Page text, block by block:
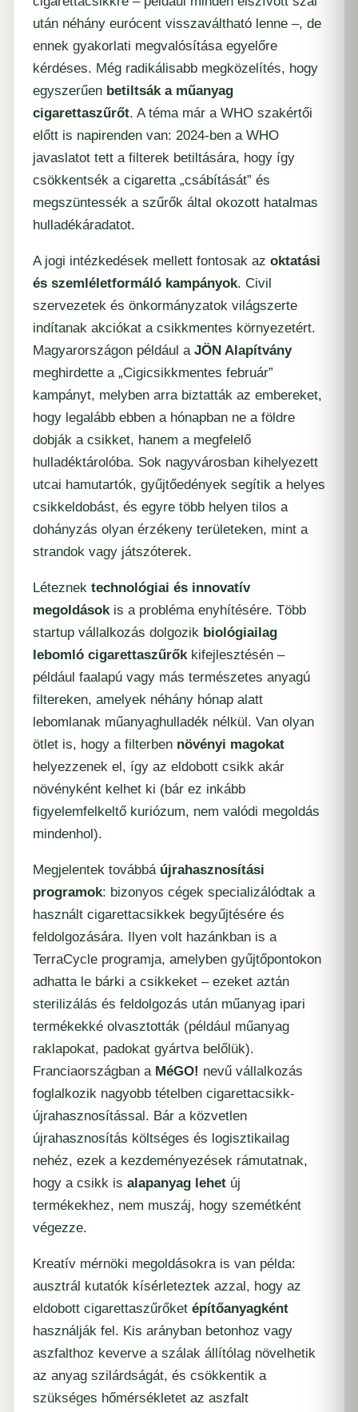
után néhány eurócent visszaváltható lenne –, de
ennek gyakorlati megvalósítása egyelőre
kérdéses. Még radikálisabb megközelítés, hogy
egyszerűen betiltsák a műanyag
cigarettaszűrőt. A téma már a WHO szakértői
előtt is napirenden van: 2024-ben a WHO
javaslatot tett a filterek betiltására, hogy így
csökkentsék a cigaretta „csábítását” és
megszüntessék a szűrők által okozott hatalmas
hulladékáradatot.
A jogi intézkedések mellett fontosak az oktatási
és szemléletformáló kampányok. Civil
szervezetek és önkormányzatok világszerte
indítanak akciókat a csikkmentes környezetért.
Magyarországon például a JÖN Alapítvány
meghirdette a „Cigicsikkmentes február”
kampányt, melyben arra biztatták az embereket,
hogy legalább ebben a hónapban ne a földre
dobják a csikket, hanem a megfelelő
hulladéktárolóba. Sok nagyvárosban kihelyezett
utcai hamutartók, gyűjtőedények segítik a helyes
csikkeldobást, és egyre több helyen tilos a
dohányzás olyan érzékeny területeken, mint a
strandok vagy játszóterek.
Léteznek technológiai és innovatív
megoldásokis a probléma enyhítésére. Több
startup vállalkozás dolgozik biológiailag
lebomló cigarettaszűrőkkifejlesztésén –
például faalapú vagy más természetes anyagú
filtereken, amelyek néhány hónap alatt
lebomlanak műanyaghulladék nélkül. Van olyan
ötlet is, hogy a filterben növényi magokat
helyezzenek el, így az eldobott csikk akár
növényként kelhet ki (bár ez inkább
figyelemfelkeltő kuriózum, nem valódi megoldás
mindenhol).
Megjelentek továbbá újrahasznosítási
programok: bizonyos cégek specializálódtak a
használt cigarettacsikkek begyűjtésére és
feldolgozására. Ilyen volt hazánkban is a
TerraCycle programja, amelyben gyűjtőpontokon
adhatta le bárki a csikkeket – ezeket aztán
sterilizálás és feldolgozás után műanyag ipari
termékekké olvasztották (például műanyag
raklapokat, padokat gyártva belőlük).
Franciaországban a MéGO! nevű vállalkozás
foglalkozik nagyobb tételben cigarettacsikk-
újrahasznosítással. Bár a közvetlen
újrahasznosítás költséges és logisztikailag
nehéz, ezek a kezdeményezések rámutatnak,
hogy a csikk is alapanyag lehet új
termékekhez, nem muszáj, hogy szemétként
végezze.
Kreatív mérnöki megoldásokra is van példa:
ausztrál kutatók kísérleteztek azzal, hogy az
eldobott cigarettaszűrőket építőanyagként
használják fel. Kis arányban betonhoz vagy
aszfalthoz keverve a szálak állítólag növelhetik
az anyag szilárdságát, és csökkentik a
szükséges hőmérsékletet az aszfalt